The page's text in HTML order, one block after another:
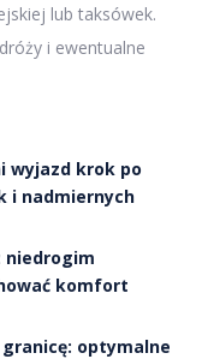
lub taksówek.
i ewentualne
wyjazd krok po
i nadmiernych
niedrogim
komfort
optymalne